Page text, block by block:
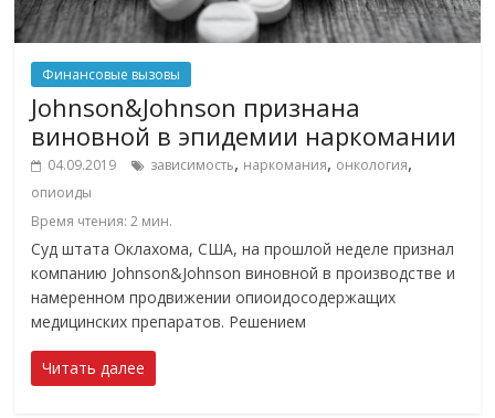
Финансовые вызовы
Johnson&Johnson признана
виновной в эпидемии наркомании
04.09.2019 зависимость, наркомания, онкология,
опиоиды
Время чтения:2 мин.
Суд штата Оклахома, США, на прошлой неделе признал
компанию Johnson&Johnson виновной в производстве и
намеренном продвижении опиоидосодержащих
медицинских препаратов. Решением
Читать далее